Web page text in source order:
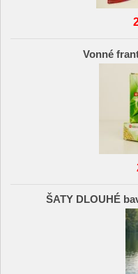
Vonné
ŠATY DLOUHÉ